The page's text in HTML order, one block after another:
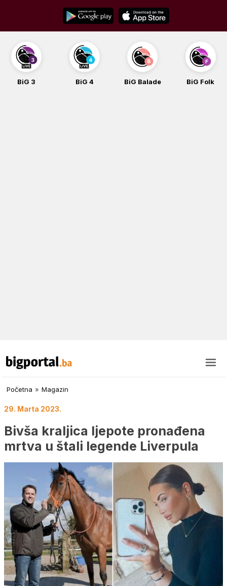
content
BiG 3 BiG 4 BiG Balade BiG Folk
Početna » Magazin
29. Marta 2023.
Bivša kraljica ljepote pronađena
mrtva u štali legende Liverpula